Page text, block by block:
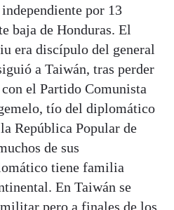
por 13
baja de Honduras. El
era discípulo del general
a Taiwán, tras perder
el Partido Comunista
tío del diplomático
República Popular de
de sus
tiene familia
En Taiwán se
pero a finales de los